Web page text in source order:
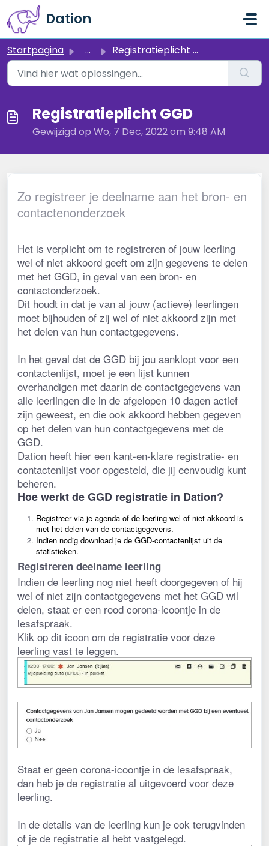
Doorgaan naar hoofdinhoud
Dation
Startpagina ... Registratieplicht GGD
Registratieplicht GGD
Gewijzigd op Wo, 7 Dec, 2022 om 9:48 AM
Zo registreer je deelname aan het bron- en
contactenonderzoek
Het is verplicht om te registreren of jouw leerling
wel of niet akkoord geeft om zijn gegevens te delen
met het GGD, in geval van een bron- en
contactonderzoek.
Dit houdt in dat je van al jouw (actieve) leerlingen
moet bijhouden of zij wel of niet akkoord zijn met
het delen van hun contactgegevens.
In het geval dat de GGD bij jou aanklopt voor een
contactenlijst, moet je een lijst kunnen
overhandigen met daarin de contactgegevens van
alle leerlingen die in de afgelopen 10 dagen actief
zijn geweest, en die ook akkoord hebben gegeven
op het delen van hun contactgegevens met de
GGD.
Dation heeft hier een kant-en-klare registratie- en
contactenlijst voor opgesteld, die jij eenvoudig kunt
beheren.
Hoe werkt de GGD registratie in Dation?
Registreer via je agenda of de leerling wel of niet akkoord is
met het delen van de contactgegevens.
Indien nodig download je de GGD-contactenlijst uit de
statistieken.
Registreren deelname leerling
Indien de leerling nog niet heeft doorgegeven of hij
wel of niet zijn contactgegevens met het GGD wil
delen, staat er een rood corona-icoontje in de
lesafspraak.
Klik op dit icoon om de registratie voor deze
leerling vast te leggen.
Staat er geen corona-icoontje in de lesafspraak,
dan heb je de registratie al uitgevoerd voor deze
leerling.
In de details van de leerling kun je ook terugvinden
of je de registratie al hebt vastgelegd.